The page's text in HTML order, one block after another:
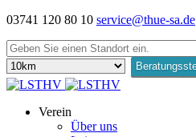
03741 120 80 10 service@thue-sa.de
Verein
Über uns